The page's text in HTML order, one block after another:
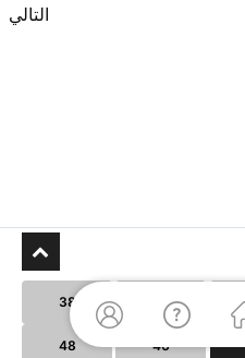
التالي
36
38
46
48